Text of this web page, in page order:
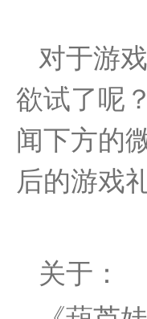
对于游
欲试了呢
闻下方的
后的游戏
关于：